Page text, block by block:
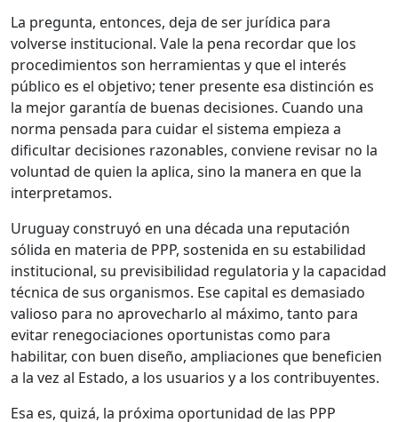
La pregunta, entonces, deja de ser jurídica para
volverse institucional. Vale la pena recordar que los
procedimientos son herramientas y que el interés
público es el objetivo; tener presente esa distinción es
la mejor garantía de buenas decisiones. Cuando una
norma pensada para cuidar el sistema empieza a
dificultar decisiones razonables, conviene revisar no la
voluntad de quien la aplica, sino la manera en que la
interpretamos.
Uruguay construyó en una década una reputación
sólida en materia de PPP, sostenida en su estabilidad
institucional, su previsibilidad regulatoria y la capacidad
técnica de sus organismos. Ese capital es demasiado
valioso para no aprovecharlo al máximo, tanto para
evitar renegociaciones oportunistas como para
habilitar, con buen diseño, ampliaciones que beneficien
a la vez al Estado, a los usuarios y a los contribuyentes.
Esa es, quizá, la próxima oportunidad de las PPP